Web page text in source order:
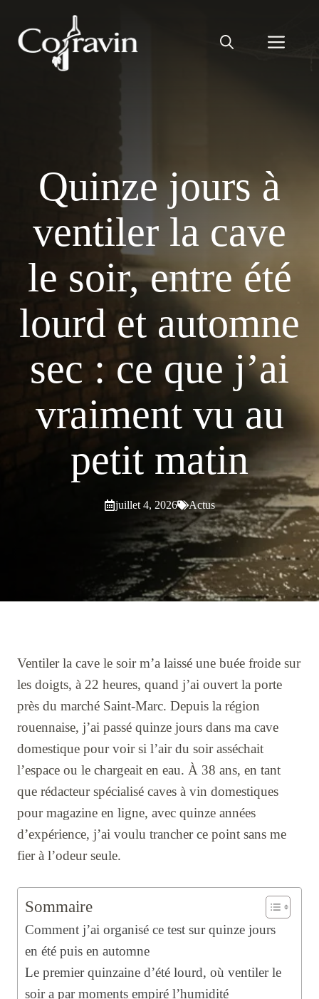
contenu
Quinze jours à
ventiler la cave
le soir, entre été
lourd et automne
sec : ce que j’ai
vraiment vu au
petit matin
juillet 4, 2026 Actus
Ventiler la cave le soir m’a laissé une buée froide sur
les doigts, à 22 heures, quand j’ai ouvert la porte
près du marché Saint-Marc. Depuis la région
rouennaise, j’ai passé quinze jours dans ma cave
domestique pour voir si l’air du soir asséchait
l’espace ou le chargeait en eau. À 38 ans, en tant
que rédacteur spécialisé caves à vin domestiques
pour magazine en ligne, avec quinze années
d’expérience, j’ai voulu trancher ce point sans me
fier à l’odeur seule.
Sommaire
Comment j’ai organisé ce test sur quinze jours
en été puis en automne
Le premier quinzaine d’été lourd, où ventiler le
soir a par moments empiré l’humidité